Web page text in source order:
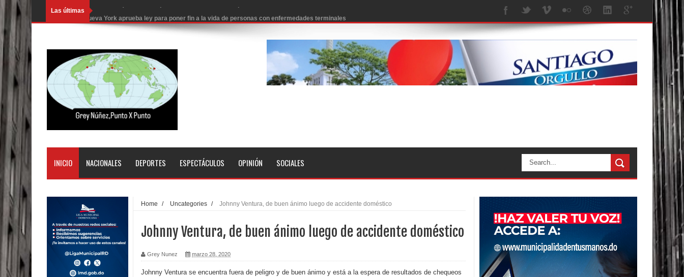
Las últimasNueva York aprueba ley para poner fin a la vida de personas con enfermedades terminales
Juan Luis Guerra cerrará los Juegos Centroamericanos SD 2026
En Santiago precio del botellón de agua sube a 90 pesos
Entre 20 y 40 inmigrantes al día son detenidos en los aeropuertos de EE.UU., según NBC
Belkis Concepción será intervenida por un delicado problema cardíaco
Abel Martínez llama a los dominicanos a unirse para sacar al PRM del Gobierno
PRM votará “por aclamación” a sus nuevas autoridades
El expresidente peruano Ollanta Humala queda en libertad tras la anulación de condena de 15 años por lavado
DIGEIG y Liga Municipal Dominicana impulsan nuevas metas de transparencia a través SISMAP municipal
La Fiscalía de Bolivia ordena la detención del expresidente Evo Morales
Calor extremo para este jueves en gran parte del territorio nacional
Miles de marroquíes cruzan la frontera en masa para entrar a España
INICIO NACIONALES DEPORTES ESPECTÁCULOS OPINIÓN SOCIALES
Home / Uncategories / Johnny Ventura, de buen ánimo luego de accidente doméstico
Johnny Ventura, de buen ánimo luego de accidente doméstico
Grey Nunez marzo 28, 2020
Johnny Ventura se encuentra fuera de peligro y de buen ánimo y está a la espera de resultados de chequeos